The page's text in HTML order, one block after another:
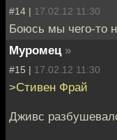
#14 | 17.02.12 11:30
Боюсь мы чего-то
Муромец »
#15 | 17.02.12 11:30
>Стивен Фрай
Дживс